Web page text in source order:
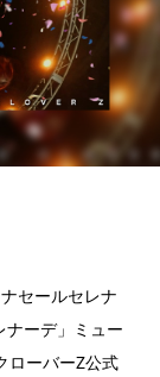
セールセレナ
ナーデ」ミュー
ローバーZ公式